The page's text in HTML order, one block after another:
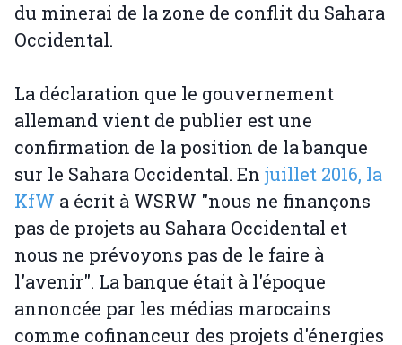
du minerai de la zone de conflit du Sahara
Occidental.
La déclaration que le gouvernement
allemand vient de publier est une
confirmation de la position de la banque
sur le Sahara Occidental. En juillet 2016, la
KfW a écrit à WSRW "nous ne finançons
pas de projets au Sahara Occidental et
nous ne prévoyons pas de le faire à
l'avenir". La banque était à l'époque
annoncée par les médias marocains
comme cofinanceur des projets d'énergies